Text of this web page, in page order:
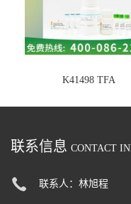
K41498 TFA
联系信息 CONTACT
联系人：林旭程